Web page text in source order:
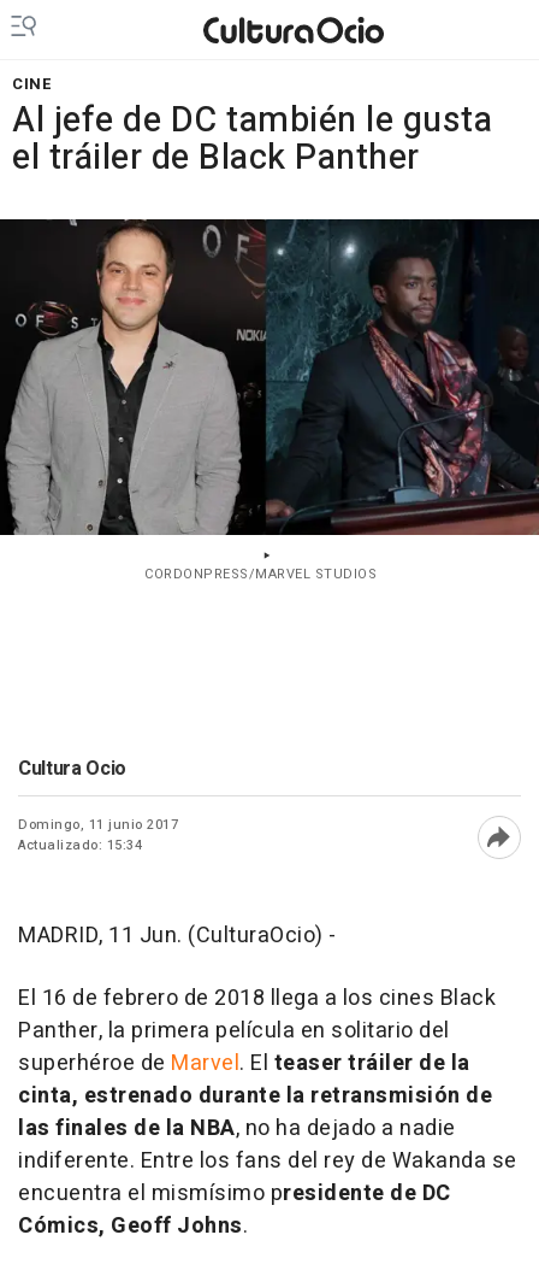
CINE
Al jefe de DC también le gusta
el tráiler de Black Panther
CORDONPRESS/MARVEL STUDIOS
Cultura Ocio
Domingo, 11 junio 2017
Actualizado: 15:34
MADRID, 11 Jun. (CulturaOcio) -
El 16 de febrero de 2018 llega a los cines Black
Panther, la primera película en solitario del
superhéroe de Marvel. El teaser tráiler de la
cinta, estrenado durante la retransmisión de
las finales de la NBA, no ha dejado a nadie
indiferente. Entre los fans del rey de Wakanda se
encuentra el mismísimo presidente de DC
Cómics, Geoff Johns.